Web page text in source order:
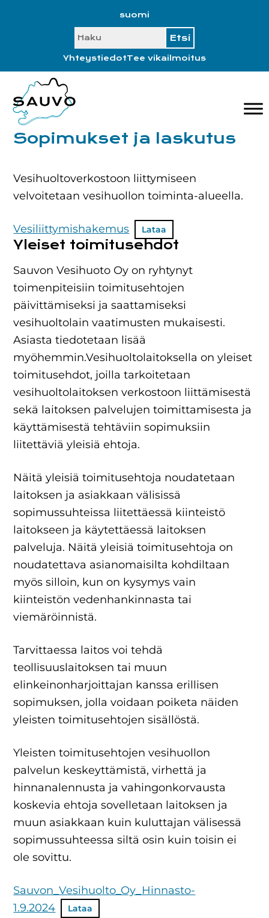
alatunnisteeseen
suomi
SEARCH
YhteystiedotTee vikailmoitus
Sopimukset ja laskutus
Vesihuoltoverkostoon liittymiseen
velvoitetaan vesihuollon toiminta-alueella.
Vesiliittymishakemus Lataa
Yleiset toimitusehdot
Sauvon Vesihuoto Oy on ryhtynyt
toimenpiteisiin toimitusehtojen
päivittämiseksi ja saattamiseksi
vesihuoltolain vaatimusten mukaisesti.
Asiasta tiedotetaan lisää
myöhemmin.Vesihuoltolaitoksella on yleiset
toimitusehdot, joilla tarkoitetaan
vesihuoltolaitoksen verkostoon liittämisestä
sekä laitoksen palvelujen toimittamisesta ja
käyttämisestä tehtäviin sopimuksiin
liitettäviä yleisiä ehtoja.
Näitä yleisiä toimitusehtoja noudatetaan
laitoksen ja asiakkaan välisissä
sopimussuhteissa liitettäessä kiinteistö
laitokseen ja käytettäessä laitoksen
palveluja. Näitä yleisiä toimitusehtoja on
noudatettava asianomaisilta kohdiltaan
myös silloin, kun on kysymys vain
kiinteistön vedenhankinnasta tai
viemäröinnistä.
Tarvittaessa laitos voi tehdä
teollisuuslaitoksen tai muun
elinkeinonharjoittajan kanssa erillisen
sopimuksen, jolla voidaan poiketa näiden
yleisten toimitusehtojen sisällöstä.
Yleisten toimitusehtojen vesihuollon
palvelun keskeyttämistä, virhettä ja
hinnanalennusta ja vahingonkorvausta
koskevia ehtoja sovelletaan laitoksen ja
muun asiakkaan kuin kuluttajan välisessä
sopimussuhteessa siltä osin kuin toisin ei
ole sovittu.
Sauvon_Vesihuolto_Oy_Hinnasto-
1.9.2024
Lataa